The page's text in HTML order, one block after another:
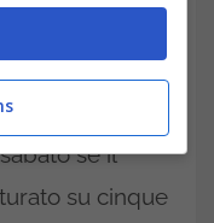
aggiuntivo.
fenomeno
se il
su cinque